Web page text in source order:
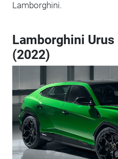
Lamborghini.
Lamborghini
(2022)